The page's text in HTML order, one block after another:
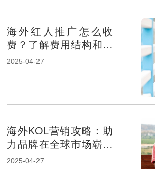
海外红人推广怎么收
费？了解费用结构和影
响因素
2025-04-27
海外KOL营销攻略：助
力品牌在全球市场崭露
头角
2025-04-27